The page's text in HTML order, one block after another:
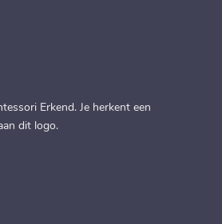
Erkend. Je herkent een
dit logo.